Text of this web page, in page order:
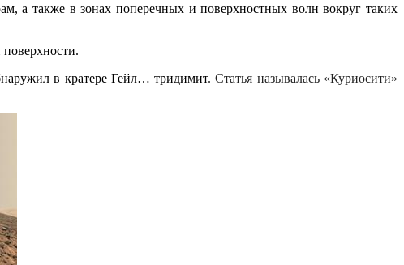
также в зонах поперечных и поверхностных волн вокруг таких
в кратере Гейл… тридимит. Статья называлась «Куриосити»